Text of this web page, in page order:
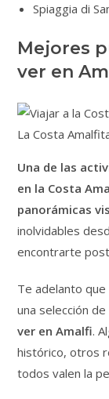
Spiaggia di
Mejores
ver en
La Costa
Una de las
en la Costa
panorámicas
inolvidables
encontrarte
Te adelanto
una selección de
ver en Amalfi.
histórico, otros
todos valen la